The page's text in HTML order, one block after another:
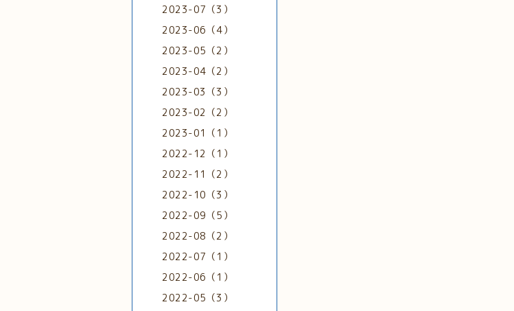
2023-07（3）
2023-06（4）
2023-05（2）
2023-04（2）
2023-03（3）
2023-02（2）
2023-01（1）
2022-12（1）
2022-11（2）
2022-10（3）
2022-09（5）
2022-08（2）
2022-07（1）
2022-06（1）
2022-05（3）